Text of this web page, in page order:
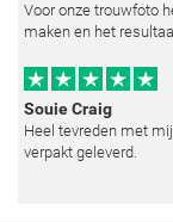
Voor onze trouwfoto
maken en het
Souie Craig
Heel tevreden met
verpakt geleverd.